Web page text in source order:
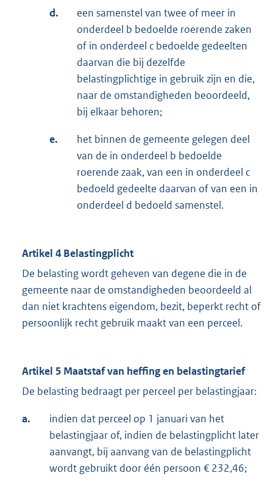
d.
een samenstel van twee of meer in
onderdeel b bedoelde roerende zaken
of in onderdeel c bedoelde gedeelten
daarvan die bij dezelfde
belastingplichtige in gebruik zijn en die,
naar de omstandigheden beoordeeld,
bij elkaar behoren;
e.
het binnen de gemeente gelegen deel
van de in onderdeel b bedoelde
roerende zaak, van een in onderdeel c
bedoeld gedeelte daarvan of van een in
onderdeel d bedoeld samenstel.
Artikel 4 Belastingplicht
De belasting wordt geheven van degene die in de
gemeente naar de omstandigheden beoordeeld al
dan niet krachtens eigendom, bezit, beperkt recht of
persoonlijk recht gebruik maakt van een perceel.
Artikel 5 Maatstaf van heffing en belastingtarief
De belasting bedraagt per perceel per belastingjaar:
a.
indien dat perceel op 1 januari van het
belastingjaar of, indien de belastingplicht later
aanvangt, bij aanvang van de belastingplicht
wordt gebruikt door één persoon € 232,46;